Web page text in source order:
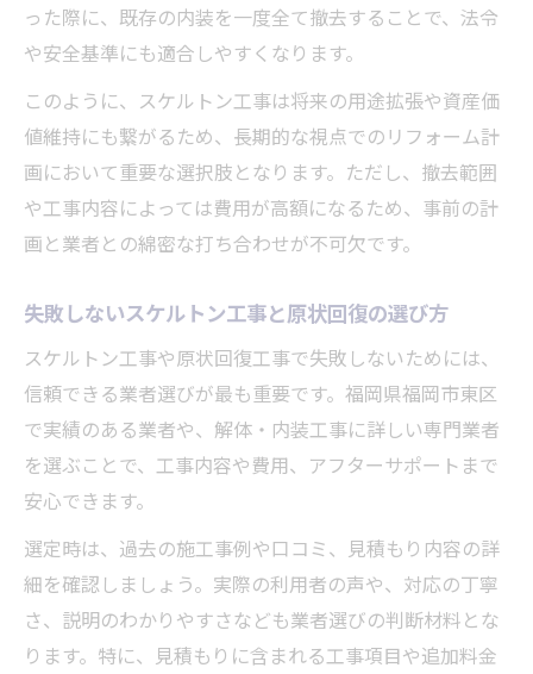
った際に、既存の内装を一度全て撤去することで、法令
や安全基準にも適合しやすくなります。
このように、スケルトン工事は将来の用途拡張や資産価
値維持にも繋がるため、長期的な視点でのリフォーム計
画において重要な選択肢となります。ただし、撤去範囲
や工事内容によっては費用が高額になるため、事前の計
画と業者との綿密な打ち合わせが不可欠です。
失敗しないスケルトン工事と原状回復の選び方
スケルトン工事や原状回復工事で失敗しないためには、
信頼できる業者選びが最も重要です。福岡県福岡市東区
で実績のある業者や、解体・内装工事に詳しい専門業者
を選ぶことで、工事内容や費用、アフターサポートまで
安心できます。
選定時は、過去の施工事例や口コミ、見積もり内容の詳
細を確認しましょう。実際の利用者の声や、対応の丁寧
さ、説明のわかりやすさなども業者選びの判断材料とな
ります。特に、見積もりに含まれる工事項目や追加料金